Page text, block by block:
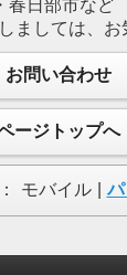
春日部市など
ましては、お
お問い合わせ
ージトップへ
モバイル